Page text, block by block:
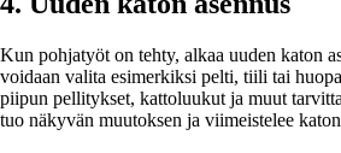
Kun pohjatyöt on tehty, alkaa uuden katon
voidaan valita esimerkiksi pelti, tiili tai
piipun pellitykset, kattoluukut ja muut
tuo näkyvän muutoksen ja viimeistelee